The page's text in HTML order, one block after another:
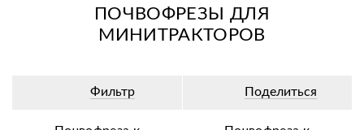
ПОЧВОФРЕЗЫ ДЛЯ
МИНИТРАКТОРОВ
Фильтр Поделиться